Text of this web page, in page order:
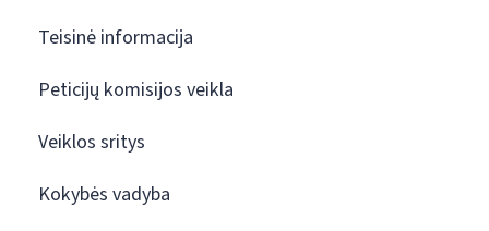
Teisinė informacija
Peticijų komisijos veikla
Veiklos sritys
Kokybės vadyba